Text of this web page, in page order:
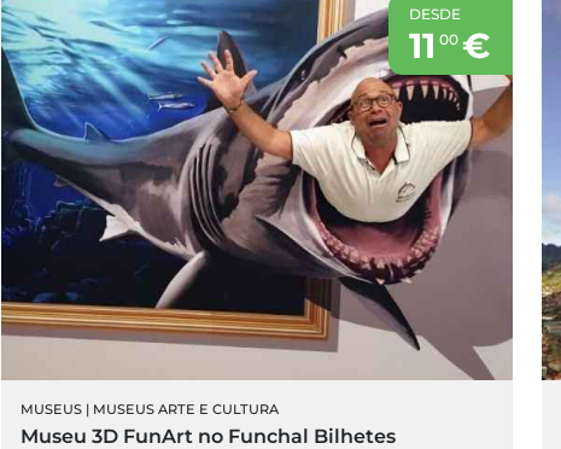
DESDE
11 00 €
MUSEUS | MUSEUS ARTE E CULTURA
Museu 3D FunArt no Funchal Bilhetes